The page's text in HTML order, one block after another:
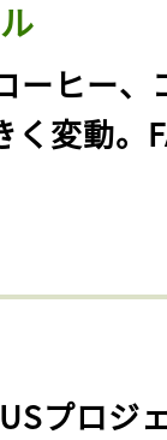
ーヒー、
く変動。
プロジ